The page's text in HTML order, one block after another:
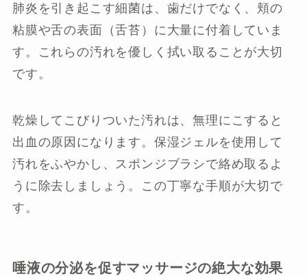
肺炎を引き起こす細菌は、歯だけでなく、頬の
粘膜や舌の表面（舌苔）に大量に付着していま
す。これらの汚れを優しく拭い取ることが大切
です。
乾燥してこびりついた汚れは、無理にこすると
出血の原因になります。保湿ジェルを使用して
汚れをふやかし、スポンジブラシで絡め取るよ
うに除去しましょう。この丁寧な手順が大切で
す。
唾液の分泌を促すマッサージの絶大な効果